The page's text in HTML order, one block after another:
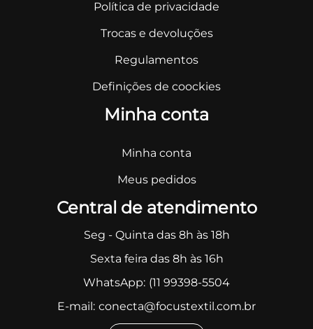
Política de privacidade
Trocas e devoluções
Regulamentos
Definições de coockies
Minha conta
Minha conta
Meus pedidos
Central de atendimento
Seg - Quinta das 8h às 18h
Sexta feira das 8h às 16h
WhatsApp: (11 99398-5504
E-mail: conecta@focustextil.com.br